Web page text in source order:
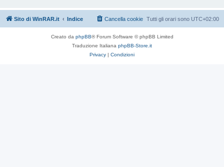
Sito di WinRAR.it Indice Tutti gli orari sono UTC+02:00
Cancella cookie
Creato da phpBB® Forum Software © phpBB Limited
Traduzione Italiana phpBB-Store.it
Privacy | Condizioni